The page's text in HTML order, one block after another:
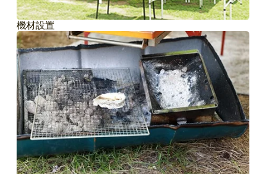
機材設置